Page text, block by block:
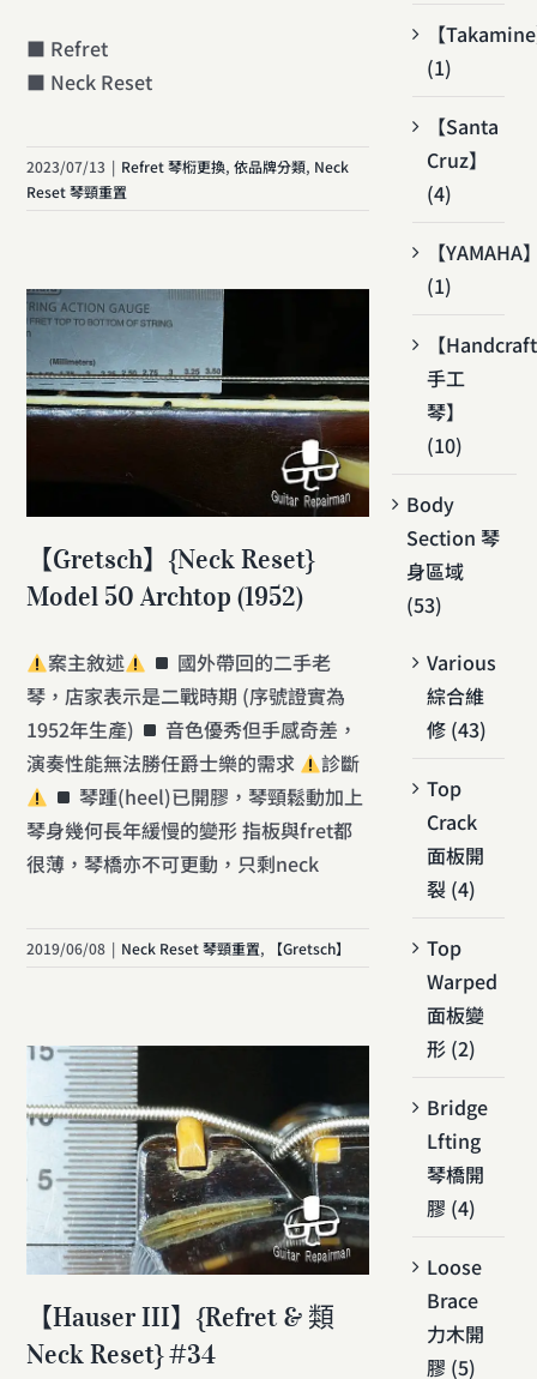
■ Refret
■ Neck Reset
2023/07/13 | Refret 琴椼更換, 依品牌分類, Neck
Reset 琴頸重置
【Gretsch】{Neck Reset}
Model 50 Archtop (1952)
案主敘述
國外帶回的二手老
琴，店家表示是二戰時期 (序號證實為
1952年生產)
音色優秀但手感奇差，
演奏性能無法勝任爵士樂的需求
診斷
琴踵(heel)已開膠，琴頸鬆動加上
琴身幾何長年緩慢的變形 指板與fret都
很薄，琴橋亦不可更動，只剩neck
2019/06/08 | Neck Reset 琴頸重置, 【Gretsch】
【Hauser III】{Refret & 類
Neck Reset} #34
【
(1)
【Santa
Cruz】
(4)
【YAMAHA
(1)
【Handcraft
手工
琴】
(10)
Body
Section 琴
身區域
(53)
Various
綜合維
修 (43)
Top
Crack
面板開
裂 (4)
Top
Warped
面板變
形 (2)
Bridge
Lfting
琴橋開
膠 (4)
Loose
Brace
力木開
膠 (5)